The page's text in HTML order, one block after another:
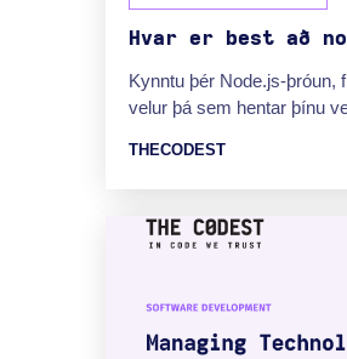
Hvar er best að
Kynntu þér Node.js-þróun,
velur þá sem hentar þínu
THECODEST